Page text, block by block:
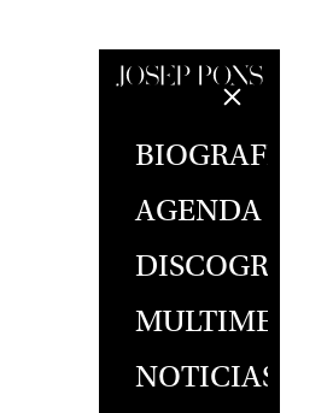
BIOGRAFÍA
AGENDA
MULTIMEDIA
NOTICIAS